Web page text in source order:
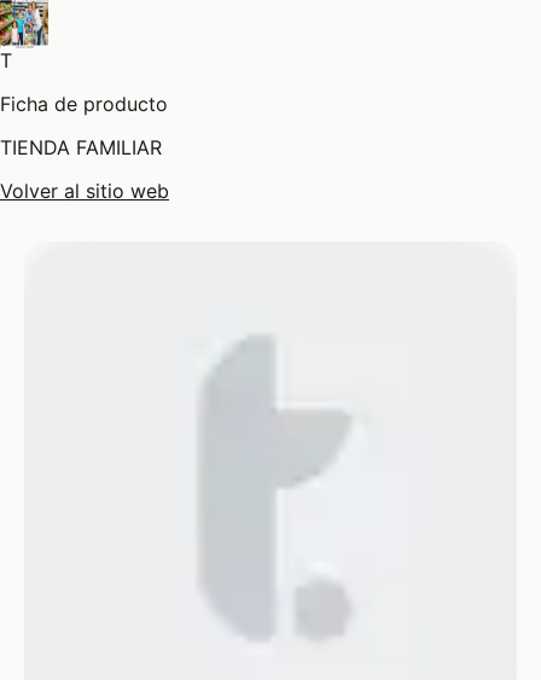
T
Ficha de producto
TIENDA FAMILIAR
Volver al sitio web